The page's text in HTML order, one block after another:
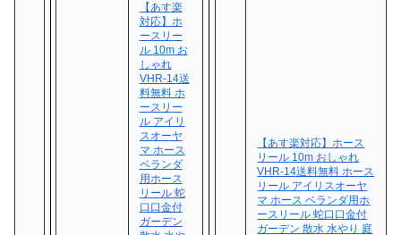
【あす楽
対応】ホ
ースリー
ル 10m お
しゃれ
VHR-14送
料無料 ホ
ースリー
ル アイリ
スオーヤ
マ ホース
ベランダ
用ホース
リール 蛇
口口金付
ガーデン
【あす楽対応】ホース
リール 10m おしゃれ
VHR-14送料無料 ホース
リール アイリスオーヤ
マ ホース ベランダ用ホ
ースリール 蛇口口金付
ガーデン 散水 水やり 庭